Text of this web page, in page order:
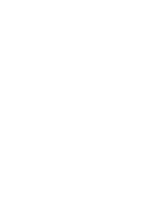
La Hermandad
cultural y social
fijado como
Mateo a través